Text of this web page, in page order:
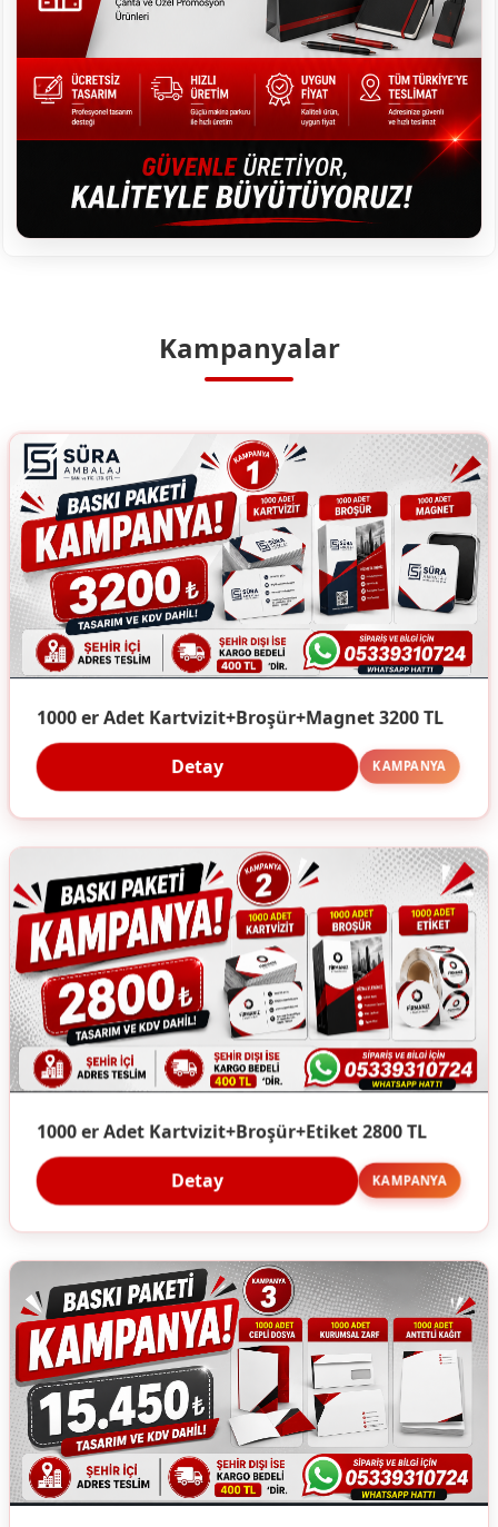
Kampanyalar
1000 er Adet Kartvizit+Broşür+Magnet 3200 TL
Detay KAMPANYA
1000 er Adet Kartvizit+Broşür+Etiket 2800 TL
Detay KAMPANYA